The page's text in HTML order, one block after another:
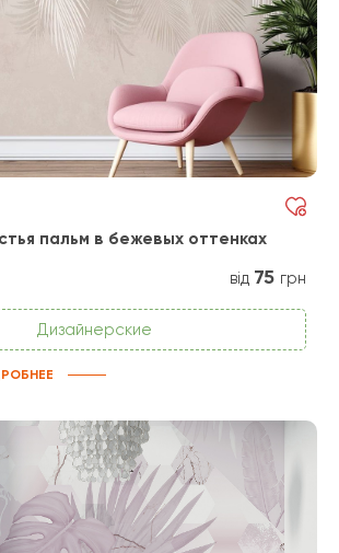
пальм в бежевых оттенках
від 75 грн
Дизайнерские